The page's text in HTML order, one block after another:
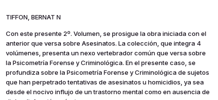
TIFFON, BERNAT N
Con este presente 2º. Volumen, se prosigue la obra iniciada con el
anterior que versa sobre Asesinatos. La colección, que integra 4
volúmenes, presenta un nexo vertebrador común que versa sobre
la Psicometría Forense y Criminológica. En el presente caso, se
profundiza sobre la Psicometría Forense y Criminológica de sujetos
que han perpetrado tentativas de asesinatos u homicidios, ya sea
desde el nocivo influjo de un trastorno mental como en ausencia de